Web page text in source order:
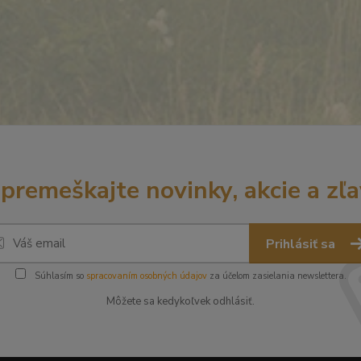
novinky, akcie a
Prihlásiť sa
Súhlasím so spracovaním osobných údajovza účelom zasielania newslettera.
Môžete sa kedykoľvek odhlásiť.